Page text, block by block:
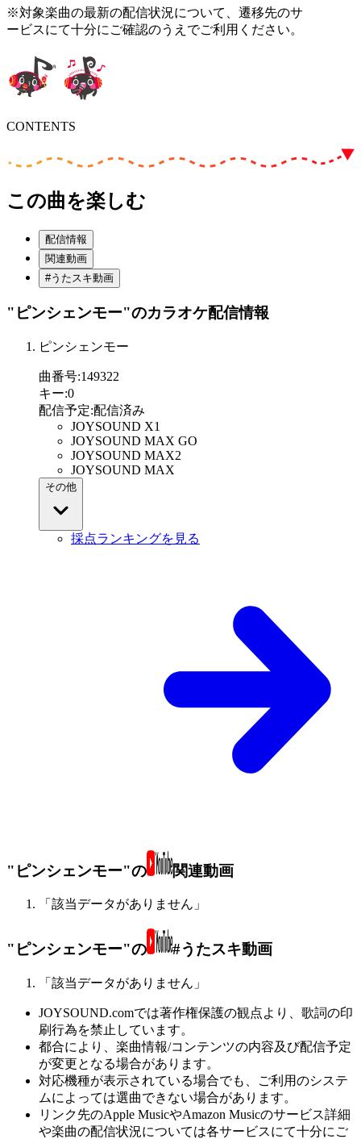
※対象楽曲の最新の配信状況について、遷移先のサ
ービスにて十分にご確認のうえでご利用ください。
CONTENTS
この曲を楽しむ
配信情報
関連動画
#うたスキ動画
"ピンシェンモー"のカラオケ配信情報
ピンシェンモー
曲番号:149322
キー:0
配信予定:配信済み
JOYSOUND X1
JOYSOUND MAX GO
JOYSOUND MAX2
JOYSOUND MAX
その他
採点ランキングを見る
"ピンシェンモー"の 関連動画
「該当データがありません」
"ピンシェンモー"の #うたスキ動画
「該当データがありません」
JOYSOUND.comでは著作権保護の観点より、歌詞の印
刷行為を禁止しています。
都合により、楽曲情報/コンテンツの内容及び配信予定
が変更となる場合があります。
対応機種が表示されている場合でも、ご利用のシステ
ムによっては選曲できない場合があります。
リンク先のApple MusicやAmazon Musicのサービス詳細
や楽曲の配信状況については各サービスにて十分にご